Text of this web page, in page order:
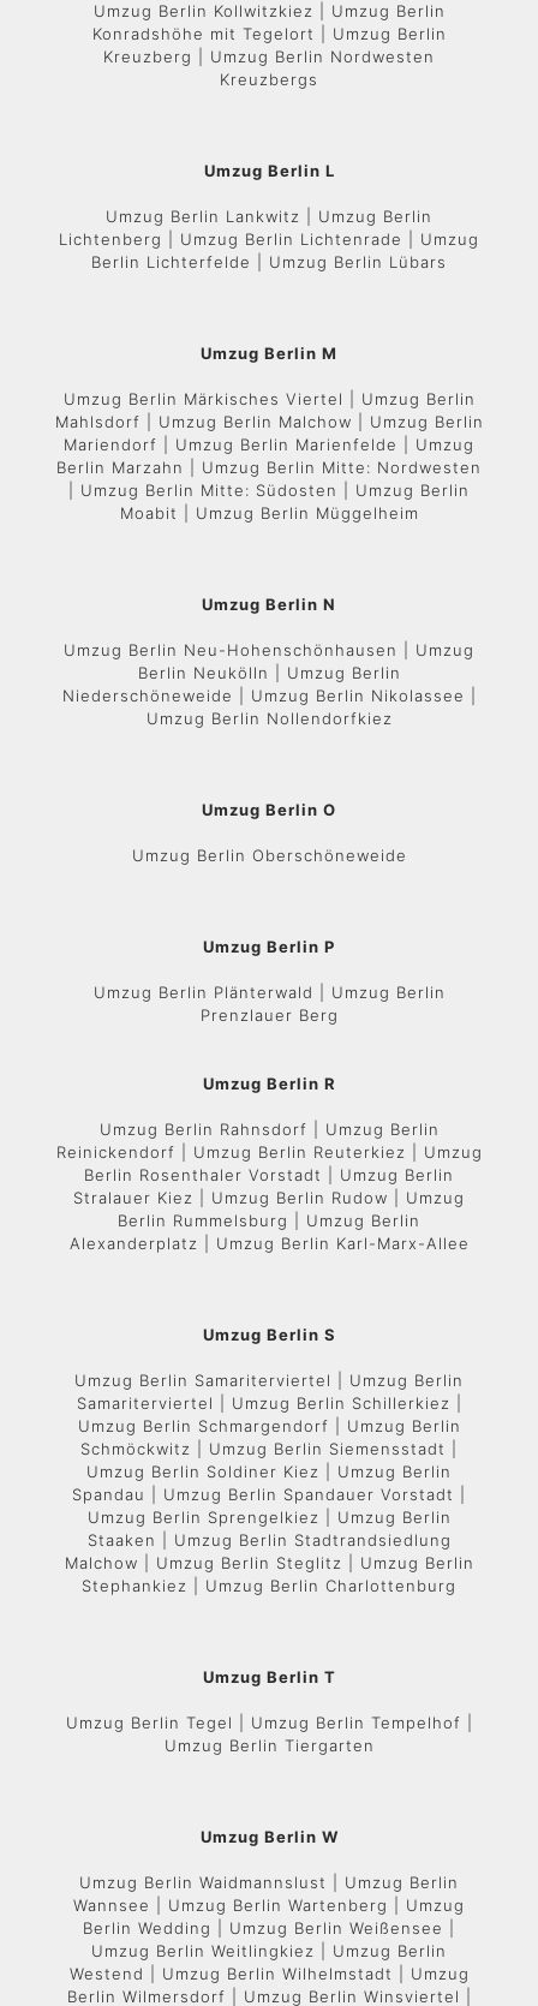
Umzug Berlin Kollwitzkiez | Umzug Berlin
Konradshöhe mit Tegelort | Umzug Berlin
Kreuzberg | Umzug Berlin Nordwesten
Kreuzbergs
Umzug Berlin L
Umzug Berlin Lankwitz | Umzug Berlin
Lichtenberg | Umzug Berlin Lichtenrade | Umzug
Berlin Lichterfelde | Umzug Berlin Lübars
Umzug Berlin M
Umzug Berlin Märkisches Viertel | Umzug Berlin
Mahlsdorf | Umzug Berlin Malchow | Umzug Berlin
Mariendorf | Umzug Berlin Marienfelde | Umzug
Berlin Marzahn | Umzug Berlin Mitte: Nordwesten
| Umzug Berlin Mitte: Südosten | Umzug Berlin
Moabit | Umzug Berlin Müggelheim
Umzug Berlin N
Umzug Berlin Neu-Hohenschönhausen | Umzug
Berlin Neukölln | Umzug Berlin
Niederschöneweide | Umzug Berlin Nikolassee |
Umzug Berlin Nollendorfkiez
Umzug Berlin O
Umzug Berlin Oberschöneweide
Umzug Berlin P
Umzug Berlin Plänterwald | Umzug Berlin
Prenzlauer Berg
Umzug Berlin R
Umzug Berlin Rahnsdorf | Umzug Berlin
Reinickendorf | Umzug Berlin Reuterkiez | Umzug
Berlin Rosenthaler Vorstadt | Umzug Berlin
Stralauer Kiez | Umzug Berlin Rudow | Umzug
Berlin Rummelsburg | Umzug Berlin
Alexanderplatz | Umzug Berlin Karl-Marx-Allee
Umzug Berlin S
Umzug Berlin Samariterviertel | Umzug Berlin
Samariterviertel | Umzug Berlin Schillerkiez |
Umzug Berlin Schmargendorf | Umzug Berlin
Schmöckwitz | Umzug Berlin Siemensstadt |
Umzug Berlin Soldiner Kiez | Umzug Berlin
Spandau | Umzug Berlin Spandauer Vorstadt |
Umzug Berlin Sprengelkiez | Umzug Berlin
Staaken | Umzug Berlin Stadtrandsiedlung
Malchow | Umzug Berlin Steglitz | Umzug Berlin
Stephankiez | Umzug Berlin Charlottenburg
Umzug Berlin T
Umzug Berlin Tegel | Umzug Berlin Tempelhof |
Umzug Berlin Tiergarten
Umzug Berlin W
Umzug Berlin Waidmannslust | Umzug Berlin
Wannsee | Umzug Berlin Wartenberg | Umzug
Berlin Wedding | Umzug Berlin Weißensee |
Umzug Berlin Weitlingkiez | Umzug Berlin
Westend | Umzug Berlin Wilhelmstadt | Umzug
Berlin Wilmersdorf | Umzug Berlin Winsviertel |